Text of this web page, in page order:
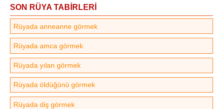
SON RÜYA TABİRLERİ
Rüyada anneanne görmek
Rüyada amca görmek
Rüyada yılan görmek
Rüyada öldüğünü görmek
Rüyada diş görmek